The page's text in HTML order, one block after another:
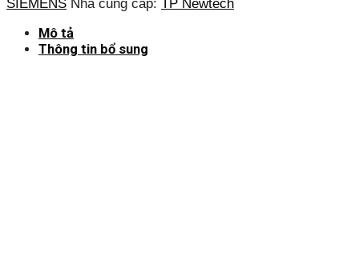
SIEMENS Nhà cung cấp: TP Newtech
Mô tả
Thông tin bổ sung